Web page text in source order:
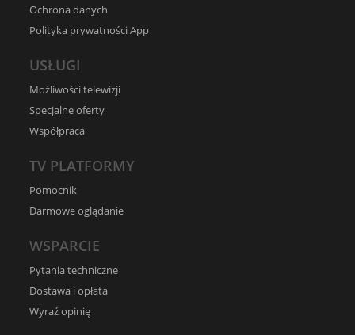
Ochrona danych
Polityka prywatności App
USŁUGI
Możliwości telewizji
Specjalne oferty
Współpraca
TV PLATFORMY
Pomocnik
Darmowe oglądanie
WSPARCIE
Pytania techniczne
Dostawa i opłata
Wyraź opinię